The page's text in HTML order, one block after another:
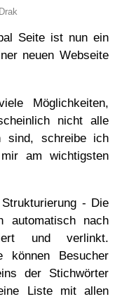
Drak
Seite ist nun ein
neuen Webseite
Möglichkeiten,
nicht alle
sind, schreibe ich
am wichtigsten
- Die
automatisch nach
und verlinkt.
können Besucher
der Stichwörter
Liste mit allen